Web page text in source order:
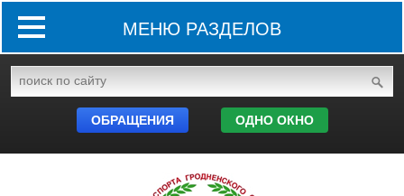
МЕНЮ РАЗДЕЛОВ
ОБРАЩЕНИЯ ОДНО ОКНО